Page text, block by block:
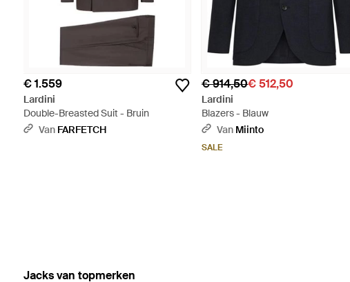
€ 1.559
Lardini
Double-Breasted Suit - Bruin
Van FARFETCH
€ 914,50€ 512,50
Lardini
Blazers - Blauw
Van Miinto
SALE
‪Jacks‬ van topmerken